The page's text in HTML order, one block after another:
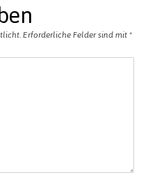
Erforderliche Felder sind mit *